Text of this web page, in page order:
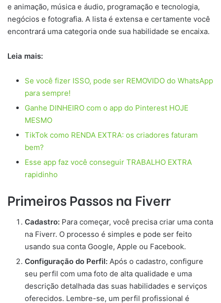
e animação, música e áudio, programação e tecnologia,
negócios e fotografia. A lista é extensa e certamente você
encontrará uma categoria onde sua habilidade se encaixa.
Leia mais:
Se você fizer ISSO, pode ser REMOVIDO do WhatsApp
para sempre!
Ganhe DINHEIRO com o app do Pinterest HOJE
MESMO
TikTok como RENDA EXTRA: os criadores faturam
bem?
Esse app faz você conseguir TRABALHO EXTRA
rapidinho
Primeiros Passos na Fiverr
Cadastro: Para começar, você precisa criar uma conta
na Fiverr. O processo é simples e pode ser feito
usando sua conta Google, Apple ou Facebook.
Configuração do Perfil: Após o cadastro, configure
seu perfil com uma foto de alta qualidade e uma
descrição detalhada das suas habilidades e serviços
oferecidos. Lembre-se, um perfil profissional é